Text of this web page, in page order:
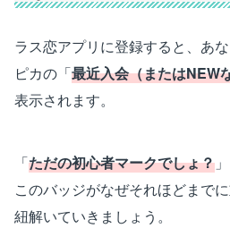
ラス恋アプリに登録すると、あ
ピカの「最近入会（またはNEW
表示されます。
「ただの初心者マークでしょ？
このバッジがなぜそれほどまで
紐解いていきましょう。